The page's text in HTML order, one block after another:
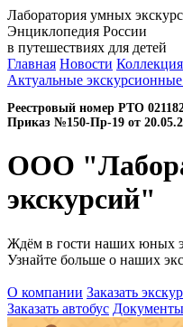
Лаборатория умных
Энциклопедия России
в путешествиях для детей
Главная Новости
Актуальные
Реестровый номер РТО
Приказ №150-Пр-19 от
ООО
экскурсий"
Ждём в гости наших юных
Узнайте больше о наших
О компании Заказать
Заказать автобус Документы